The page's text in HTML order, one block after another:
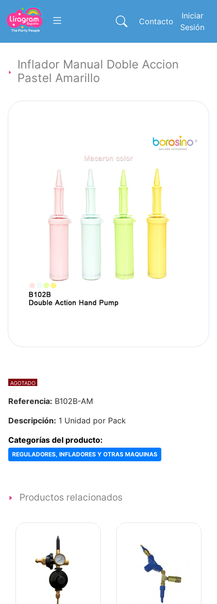
Contacto
Iniciar
Sesión
Inflador Manual Doble Accion
Pastel Amarillo
AGOTADO
Referencia: B102B-AM
Descripción: 1 Unidad por Pack
Categorías del producto:
REGULADORES, INFLADORES Y OTRAS MAQUINAS
Productos relacionados